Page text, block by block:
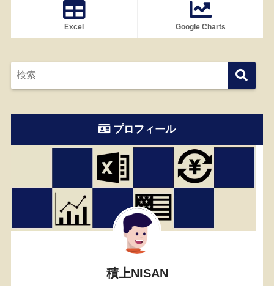
Excel Google Charts
プロフィール
積上NISAN